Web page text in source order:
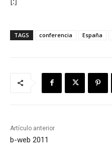
TAGS conferencia España
Artículo anterior
b-web 2011